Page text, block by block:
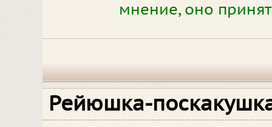
мнение, оно
Рейюшка-